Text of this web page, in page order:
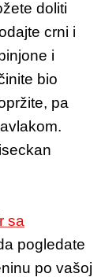
doliti
crni i
i
bio
pa
sa
pogledate
po vašoj